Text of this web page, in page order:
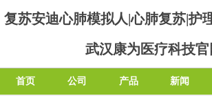
复苏安迪心肺模拟人|心肺复苏|护
武汉康为医疗科技官
首页 公司 产品 新闻